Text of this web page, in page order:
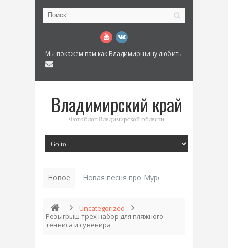
Мы покажем вам как Владимирщину любить
Владимирский край
Фотоблог Владимирской области
Новое История «До_
Uncategorized
Розыгрыш трех набор для пляжного
тенниса и сувенира